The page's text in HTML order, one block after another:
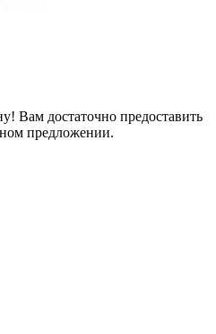
Вам достаточно предоставить
предложении.